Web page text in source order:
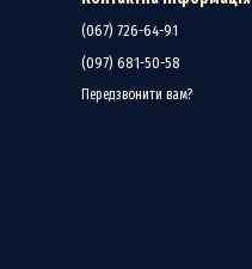
експлуатації.
(067) 726-64-91
(097) 681-50-58
Передзвонити вам?